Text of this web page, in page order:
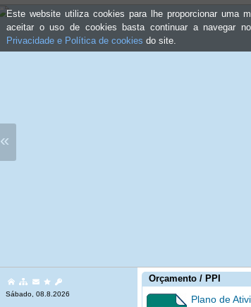
Este website utiliza cookies para lhe proporcionar uma
aceitar o uso de cookies basta continuar a navegar
Privacidade e Política de cookies do site.
«
Sábado, 08.8.2026
Orçamento / PPI
Plano de